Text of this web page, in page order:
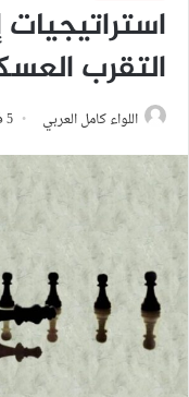
التقرب
اللواء كامل العربي 5 فبراير 2018